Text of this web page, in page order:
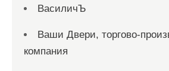
ВасиличЪ
Ваши Двери, торгово-
компания